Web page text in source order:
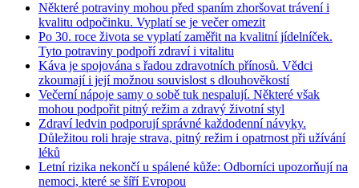
Některé potraviny mohou před spaním zhoršovat trávení i
kvalitu odpočinku. Vyplatí se je večer omezit
Po 30. roce života se vyplatí zaměřit na kvalitní jídelníček.
Tyto potraviny podpoří zdraví i vitalitu
Káva je spojována s řadou zdravotních přínosů. Vědci
zkoumají i její možnou souvislost s dlouhověkostí
Večerní nápoje samy o sobě tuk nespalují. Některé však
mohou podpořit pitný režim a zdravý životní styl
Zdraví ledvin podporují správné každodenní návyky.
Důležitou roli hraje strava, pitný režim i opatrnost při užívání
léků
Letní rizika nekončí u spálené kůže: Odborníci upozorňují na
nemoci, které se šíří Evropou